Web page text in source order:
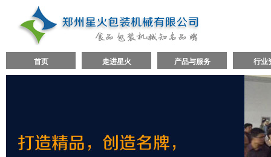
首页 走进星火 产品与服务 行业